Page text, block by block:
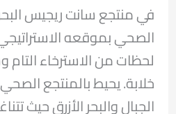
في منتجع سانت ريجيس البحر
الصحي بموقعه الاستراتيجي
لحظات من الاسترخاء
خلابة. يحيط بالمنتجع
الجبال والبحر الأزرق حيث